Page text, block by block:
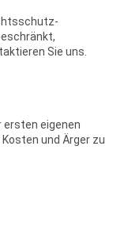
Sie uns.
ersten eigenen
und Ärger zu